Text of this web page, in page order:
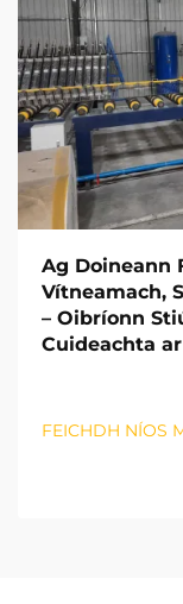
Ag Doineann
Vítneamach,
– Oibríonn
Cuideachta
FEICHDH NÍOS